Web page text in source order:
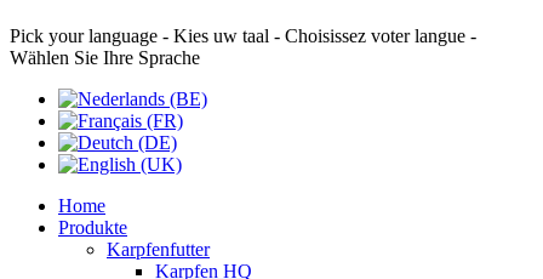
Pick your language - Kies uw taal - Choisissez voter langue -
Wählen Sie Ihre Sprache
Home
Produkte
Karpfenfutter
Karpfen HQ